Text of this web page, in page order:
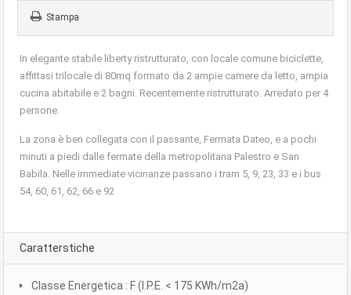
Stampa
In elegante stabile liberty ristrutturato, con locale comune biciclette,
affittasi trilocale di 80mq formato da 2 ampie camere da letto, ampia
cucina abitabile e 2 bagni. Recentemente ristrutturato. Arredato per 4
persone.
La zona è ben collegata con il passante, Fermata Dateo, e a pochi
minuti a piedi dalle fermate della metropolitana Palestro e San
Babila. Nelle immediate vicinanze passano i tram 5, 9, 23, 33 e i bus
54, 60, 61, 62, 66 e 92
Caratterstiche
Classe Energetica : F (I.P.E. < 175 KWh/m2a)